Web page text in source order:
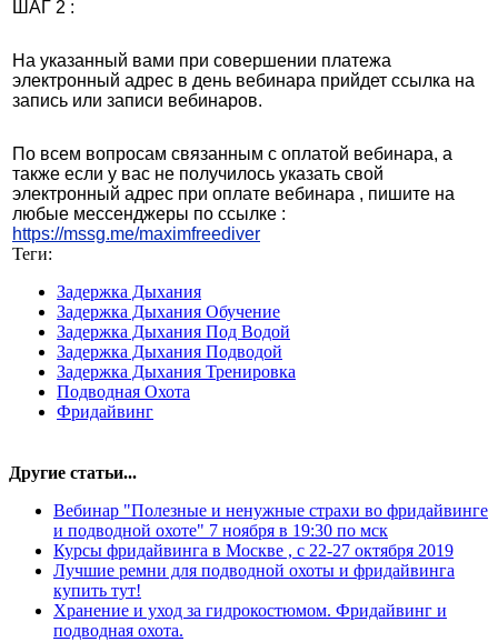
ШАГ 2 :
На указанный вами при совершении платежа
электронный адрес в день вебинара прийдет ссылка на
запись или записи вебинаров.
По всем вопросам связанным с оплатой вебинара, а
также если у вас не получилось указать свой
электронный адрес при оплате вебинара , пишите на
любые мессенджеры по ссылке :
https://mssg.me/maximfreediver
Теги:
Задержка Дыхания
Задержка Дыхания Обучение
Задержка Дыхания Под Водой
Задержка Дыхания Подводой
Задержка Дыхания Тренировка
Подводная Охота
Фридайвинг
Другие статьи...
Вебинар "Полезные и ненужные страхи во фридайвинге
и подводной охоте" 7 ноября в 19:30 по мск
Курсы фридайвинга в Москве , с 22-27 октября 2019
Лучшие ремни для подводной охоты и фридайвинга
купить тут!
Хранение и уход за гидрокостюмом. Фридайвинг и
подводная охота.